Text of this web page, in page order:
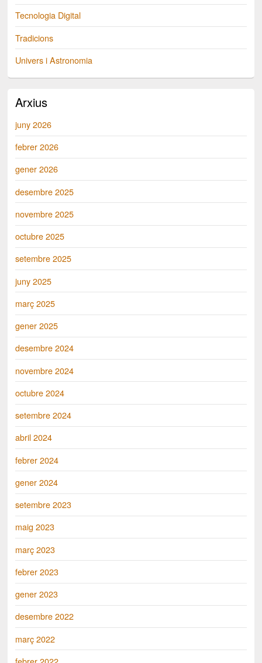
Tecnologia Digital
Tradicions
Univers i Astronomia
Arxius
juny 2026
febrer 2026
gener 2026
desembre 2025
novembre 2025
octubre 2025
setembre 2025
juny 2025
març 2025
gener 2025
desembre 2024
novembre 2024
octubre 2024
setembre 2024
abril 2024
febrer 2024
gener 2024
setembre 2023
maig 2023
març 2023
febrer 2023
gener 2023
desembre 2022
març 2022